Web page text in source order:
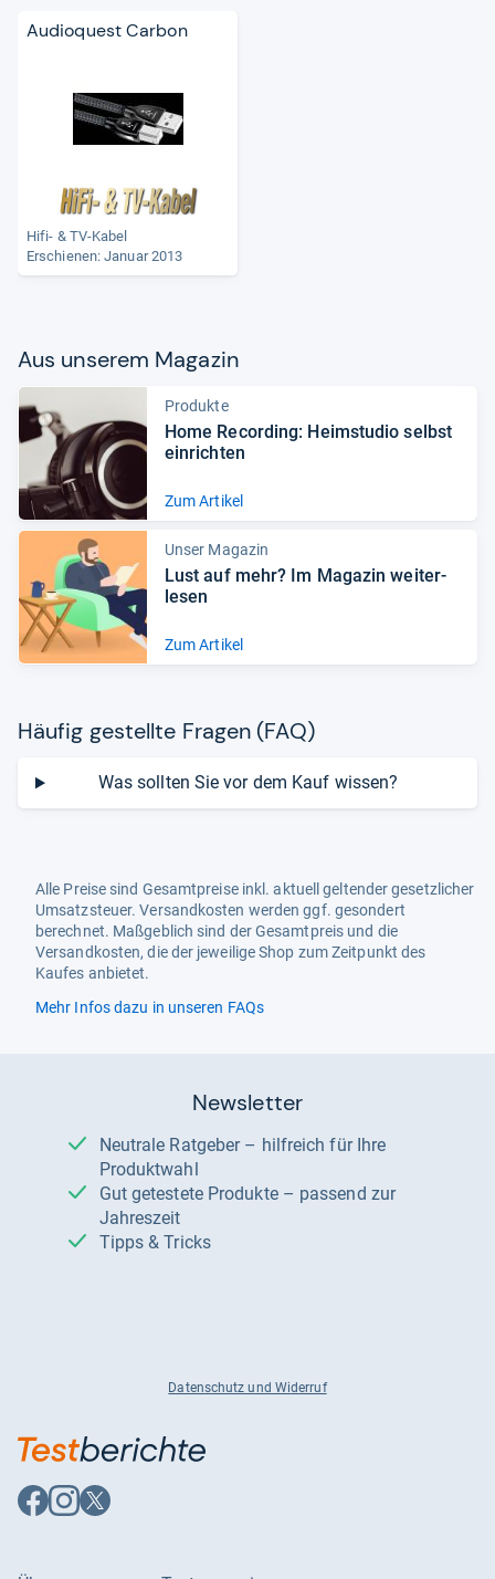
Audioquest Carbon
Hifi- & TV-Kabel
Erschienen: Januar 2013
Aus unse­rem Maga­zin
Produkte
Home Recor­ding: Heim­stu­dio selbst
ein­rich­ten
Zum Artikel
Unser Magazin
Lust auf mehr? Im Maga­zin wei­ter­
le­sen
Zum Artikel
Häu­fig gestellte Fra­gen (FAQ)
Was sollten Sie vor dem Kauf wissen?
Alle Preise sind Gesamtpreise inkl. aktuell geltender gesetzlicher
Umsatzsteuer. Versandkosten werden ggf. gesondert
berechnet. Maßgeblich sind der Gesamtpreis und die
Versandkosten, die der jeweilige Shop zum Zeitpunkt des
Kaufes anbietet.
Mehr Infos dazu in unseren FAQs
Newsletter
Neutrale Ratgeber – hilfreich für Ihre
Produktwahl
Gut getestete Produkte – passend zur
Jahreszeit
Tipps & Tricks
Datenschutz und Widerruf
Auf
Facebook
Auf
Instagram
Auf
X